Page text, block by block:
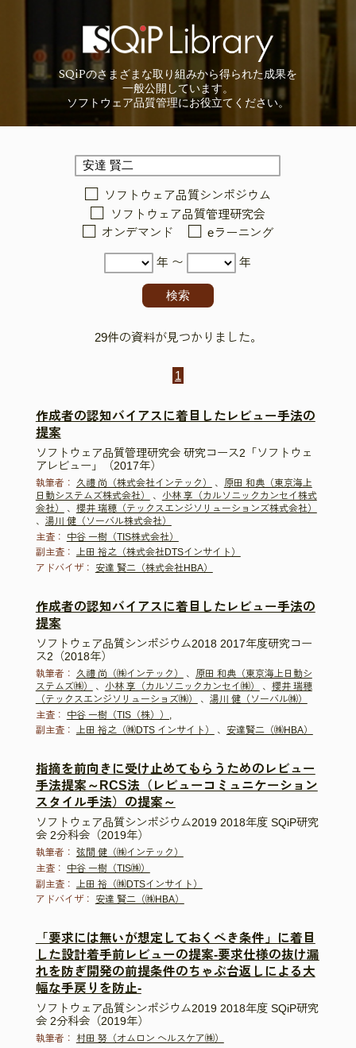
SQiPのさまざまな取り組みから得られた成果を
一般公開しています。
ソフトウェア品質管理にお役立てください。
ソフトウェア品質シンポジウム
ソフトウェア品質管理研究会
オンデマンド
eラーニング
年 〜 年
29件の資料が見つかりました。
1
作成者の認知バイアスに着目したレビュー手法の
提案
ソフトウェア品質管理研究会 研究コース2「ソフトウェ
アレビュー」（2017年）
執筆者： 久禮 尚（株式会社インテック） 、 原田 和典（東京海上
日動システムズ株式会社）
、 小林 享（カルソニックカンセイ株式
会社）
、 櫻井 瑞穂（テックスエンジソリューションズ株式会社）
、 湯川 健（ソーバル株式会社）
主査：
中谷 一樹（TIS株式会社）
副主査： 上田 裕之（株式会社DTSインサイト）
アドバイザ：
安達 賢二（株式会社HBA）
作成者の認知バイアスに着目したレビュー手法の
提案
ソフトウェア品質シンポジウム2018 2017年度研究コー
ス2（2018年）
執筆者： 久禮 尚（㈱インテック） 、 原田 和典（東京海上日動シ
ステムズ㈱）
、 小林 享（カルソニックカンセイ㈱） 、 櫻井 瑞穂
（テックスエンジソリューショズ㈱）
、 湯川 健（ソーバル㈱）
主査：
中谷 一樹（TIS（株））,
副主査： 上田 裕之（㈱DTS インサイト） 、 安達賢二（㈱HBA）
指摘を前向きに受け止めてもらうためのレビュー
手法提案～RCS法（レビューコミュニケーション
スタイル手法）の提案～
ソフトウェア品質シンポジウム2019 2018年度 SQiP研究
会 2分科会（2019年）
執筆者： 弦間 健（㈱インテック）
主査：
中谷 一樹（TIS㈱）
副主査：
上田 裕（㈱DTSインサイト）
アドバイザ：
安達 賢二（㈱HBA）
「要求には無いが想定しておくべき条件」に着目
した設計着手前レビューの提案-要求仕様の抜け漏
れを防ぎ開発の前提条件のちゃぶ台返しによる大
幅な手戻りを防止-
ソフトウェア品質シンポジウム2019 2018年度 SQiP研究
会 2分科会（2019年）
執筆者： 村田 努（オムロン ヘルスケア㈱）